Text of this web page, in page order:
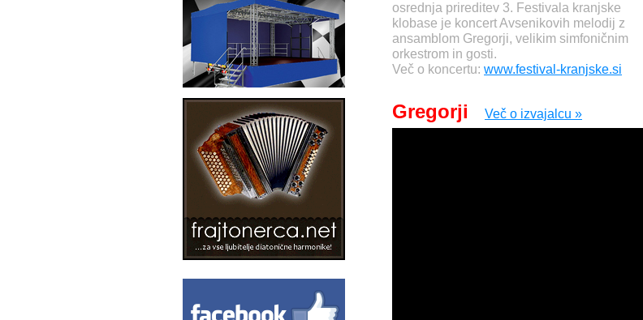
osrednja prireditev 3. Festivala kranjske
klobase je koncert Avsenikovih melodij z
ansamblom Gregorji, velikim simfoničnim
orkestrom in gosti.
Več o koncertu: www.festival-kranjske.si
Gregorji Več o izvajalcu »